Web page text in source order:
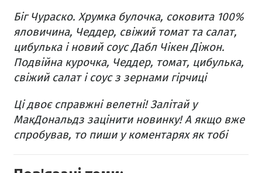
Біг Чураско. Хрумка булочка, соковита 100%
яловичина, Чеддер, свіжий томат та салат,
цибулька і новий соусДабл Чікен Діжон.
Подвійна курочка, Чеддер, томат, цибулька,
свіжий салат і соус з зернами гірчиці
Ці двоє справжні велетні! Залітай у
МакДональдз зацінити новинку! А якщо вже
спробував, то пиши у коментарях як тобі